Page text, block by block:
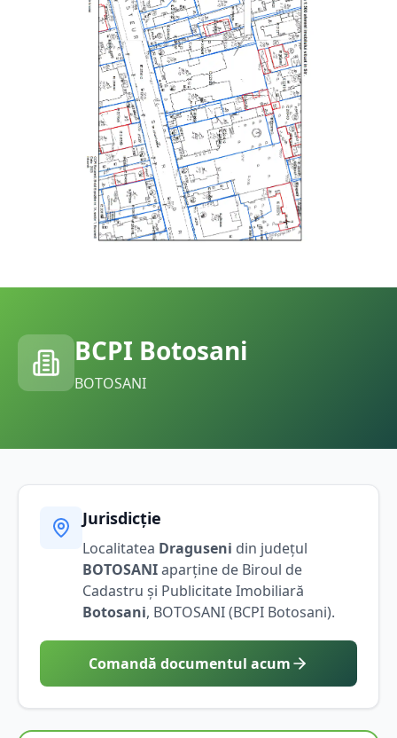
BCPI Botosani
BOTOSANI
Jurisdicție
Localitatea Draguseni din județul
BOTOSANIaparține de Biroul de
Cadastru și Publicitate Imobiliară
Botosani, BOTOSANI(BCPI Botosani).
Comandă documentul acum